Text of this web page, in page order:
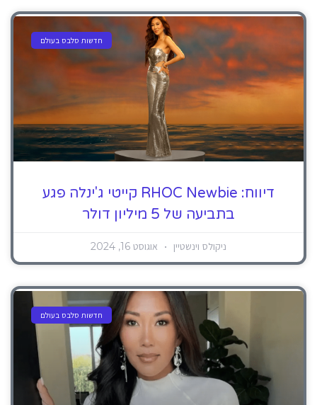
חדשות סלבס בעולם
דיווח: RHOC Newbie קייטי ג'ינלה פגע
בתביעה של 5 מיליון דולר
ניקולס וינשטיין אוגוסט 16, 2024
חדשות סלבס בעולם